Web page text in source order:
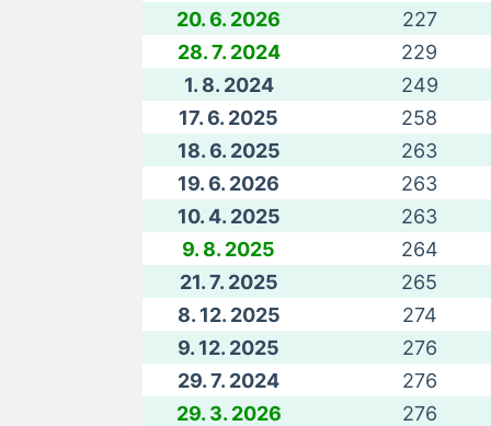
20. 6. 2026
227
28. 7. 2024
229
1. 8. 2024
249
17. 6. 2025
258
18. 6. 2025
263
19. 6. 2026
263
10. 4. 2025
263
9. 8. 2025
264
21. 7. 2025
265
8. 12. 2025
274
9. 12. 2025
276
29. 7. 2024
276
29. 3. 2026
276